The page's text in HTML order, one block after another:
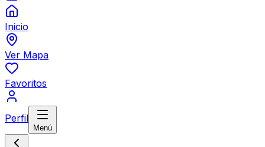
Inicio
Ver Mapa
Favoritos
Perfil
Menú